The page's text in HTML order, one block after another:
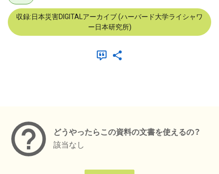
収録:日本災害DIGITALアーカイブ (ハーバード大学ライシャワ
ー日本研究所)
どうやったらこの資料の文書を使えるの？
該当なし